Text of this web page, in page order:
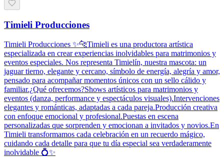
Timieli Producciones
Timieli Producciones ✨🐆Timieli es una productora artística
especializada en crear experiencias inolvidables para matrimonios y
eventos especiales. Nos representa Timielín, nuestra mascota: un
jaguar tierno, elegante y cercano, símbolo de energía, alegría y amor,
pensado para acompañar momentos únicos con un sello cálido y
familiar.¿Qué ofrecemos?Shows artísticos para matrimonios y
eventos (danza, performance y espectáculos visuales).Intervenciones
elegantes y románticas, adaptadas a cada pareja.Producción creativa
con enfoque emocional y profesional.Puestas en escena
personalizadas que sorprenden y emocionan a invitados y novios.En
Timieli transformamos cada celebración en un recuerdo mágico,
cuidando cada detalle para que tu día especial sea verdaderamente
inolvidable 💍✨